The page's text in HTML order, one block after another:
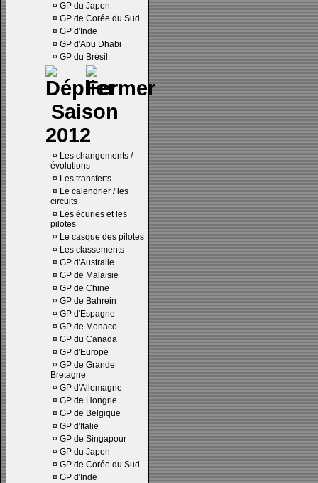
¤ GP du Japon
¤ GP de Corée du Sud
¤ GP d'Inde
¤ GP d'Abu Dhabi
¤ GP du Brésil
Saison
2012
¤ Les changements /
évolutions
¤ Les transferts
¤ Le calendrier / les
circuits
¤ Les écuries et les
pilotes
¤ Le casque des pilotes
¤ Les classements
¤ GP d'Australie
¤ GP de Malaisie
¤ GP de Chine
¤ GP de Bahrein
¤ GP d'Espagne
¤ GP de Monaco
¤ GP du Canada
¤ GP d'Europe
¤ GP de Grande
Bretagne
¤ GP d'Allemagne
¤ GP de Hongrie
¤ GP de Belgique
¤ GP d'Italie
¤ GP de Singapour
¤ GP du Japon
¤ GP de Corée du Sud
¤ GP d'Inde